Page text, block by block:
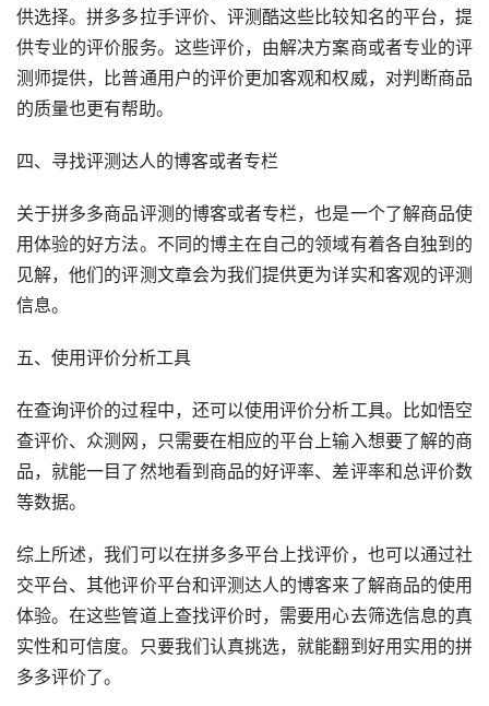
供选择。拼多多拉手评价、评测酷这些比较知名的平台，提
供专业的评价服务。这些评价，由解决方案商或者专业的评
测师提供，比普通用户的评价更加客观和权威，对判断商品
的质量也更有帮助。
四、寻找评测达人的博客或者专栏
关于拼多多商品评测的博客或者专栏，也是一个了解商品使
用体验的好方法。不同的博主在自己的领域有着各自独到的
见解，他们的评测文章会为我们提供更为详实和客观的评测
信息。
五、使用评价分析工具
在查询评价的过程中，还可以使用评价分析工具。比如悟空
查评价、众测网，只需要在相应的平台上输入想要了解的商
品，就能一目了然地看到商品的好评率、差评率和总评价数
等数据。
综上所述，我们可以在拼多多平台上找评价，也可以通过社
交平台、其他评价平台和评测达人的博客来了解商品的使用
体验。在这些管道上查找评价时，需要用心去筛选信息的真
实性和可信度。只要我们认真挑选，就能翻到好用实用的拼
多多评价了。